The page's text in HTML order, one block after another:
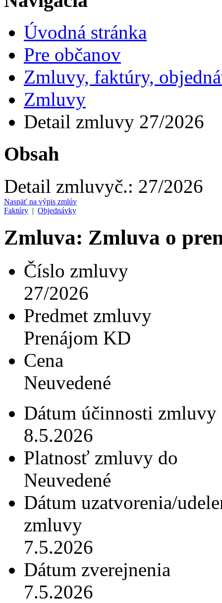
Úvodná stránka
Pre občanov
Zmluvy, faktúry,
Zmluvy
Detail zmluvy 27/2026
Obsah
Detail zmluvyč.: 27/2026
Naspäť na výpis zmlúv
Faktúry | Objednávky
Zmluva: Zmluva o
Číslo zmluvy
27/2026
Predmet zmluvy
Prenájom KD
Cena
Neuvedené
Dátum účinnosti zmluvy
8.5.2026
Platnosť zmluvy do
Neuvedené
Dátum uzatvorenia/
zmluvy
7.5.2026
Dátum zverejnenia
7.5.2026